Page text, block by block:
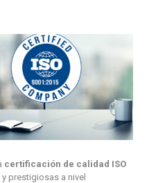
certificación de calidad ISO
prestigiosas a nivel